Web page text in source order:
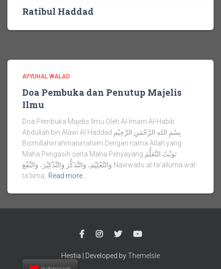
Ratibul Haddad
AYYUHAL WALAD
Doa Pembuka dan Penutup Majelis
Ilmu
Doa Pembuka Majelis Ilmu Oleh Al-Imam Al-Habib
Abdullah bin Alawi Al Haddad بِسْمِ اللهِ الرَّحْمَنِ الرَّحِيْمِ
Bismillahirrahmanirrahiim Dengan nama Allah yang
Maha Pengasih serta Maha Penyayang نَوَيْتُ التَّعَلُّمَ
وَالتَّعْلِيْمَ، وَالتَّذَكُّرَ وَالتَّذْكِيْرَ، وَالنَّفْعَ Nawwaitu at-ta’alluma wat-
ta’liima, Read more…
Hestia | Developed byThemeIsle